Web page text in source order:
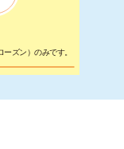
ズン）のみです。